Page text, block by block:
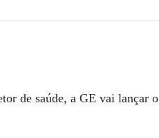
de saúde, a GE vai lançar